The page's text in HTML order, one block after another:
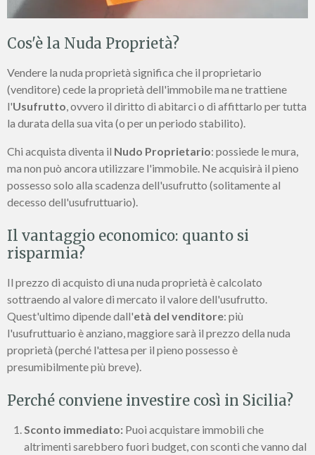
Cos'è la Nuda Proprietà?
Vendere la nuda proprietà significa che il proprietario
(venditore) cede la proprietà dell'immobile ma ne trattiene
l'Usufrutto , ovvero il diritto di abitarci o di affittarlo per tutta
la durata della sua vita (o per un periodo stabilito).
Chi acquista diventa il Nudo Proprietario: possiede le mura,
ma non può ancora utilizzare l'immobile. Ne acquisirà il pieno
possesso solo alla scadenza dell'usufrutto (solitamente al
decesso dell'usufruttuario).
Il vantaggio economico: quanto si
risparmia?
Il prezzo di acquisto di una nuda proprietà è calcolato
sottraendo al valore di mercato il valore dell'usufrutto.
Quest'ultimo dipende dall'età del venditore: più
l'usufruttuario è anziano, maggiore sarà il prezzo della nuda
proprietà (perché l'attesa per il pieno possesso è
presumibilmente più breve).
Perché conviene investire così in Sicilia?
Sconto immediato: Puoi acquistare immobili che
altrimenti sarebbero fuori budget, con sconti che vanno dal